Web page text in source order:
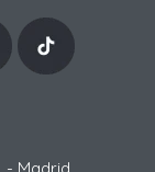
Madrid,